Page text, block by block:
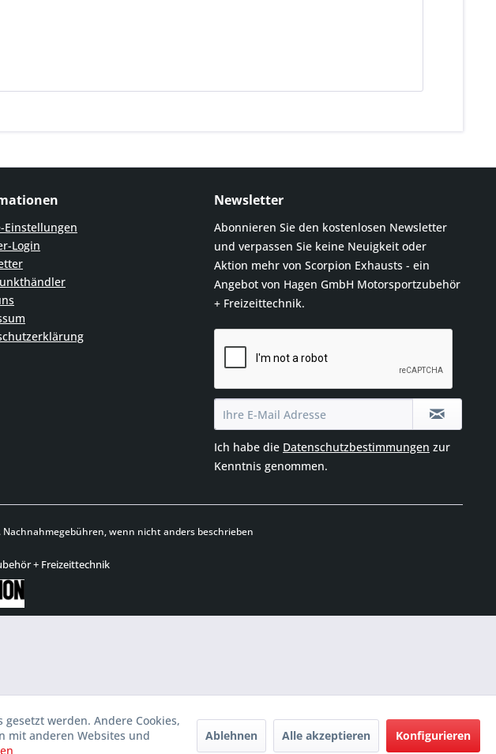
Einstellungen
Login
Newsletter
Abonnieren Sie den kostenlosen Newsletter
und verpassen Sie keine Neuigkeit oder
Aktion mehr von Scorpion Exhausts - ein
Angebot von Hagen GmbH Motorsportzubehör
+ Freizeittechnik.
Ich habe die Datenschutzbestimmungen zur
Kenntnis genommen.
Nachnahmegebühren, wenn nicht anders beschrieben
+ Freizeittechnik
werden. Andere Cookies,
mit anderen Websites und
Ablehnen Alle akzeptieren Konfigurieren